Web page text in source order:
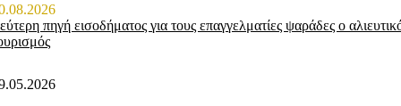
πηγή εισοδήματος για τους επαγγελματίες ψαράδες ο